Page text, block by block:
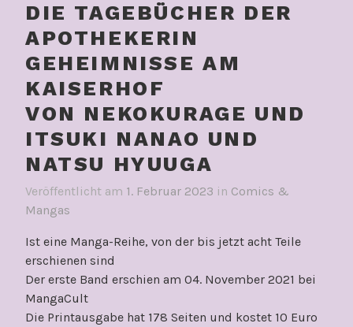
DIE TAGEBÜCHER DER
APOTHEKERIN
GEHEIMNISSE AM
KAISERHOF
VON NEKOKURAGE UND
ITSUKI NANAO UND
NATSU HYUUGA
Veröffentlicht am 1. Februar 2023 in Comics &
Mangas
Ist eine Manga-Reihe, von der bis jetzt acht Teile
erschienen sind
Der erste Band erschien am 04. November 2021 bei
MangaCult
Die Printausgabe hat 178 Seiten und kostet 10 Euro